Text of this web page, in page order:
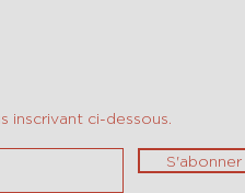
inscrivant ci-dessous.
S'abonner